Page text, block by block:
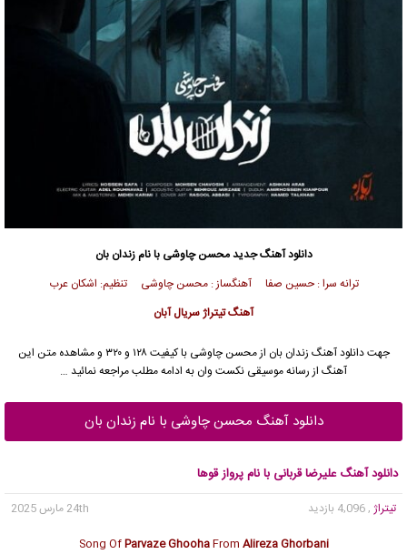
دانلود آهنگ جدیدمحسن چاوشی با نام زندان بان
ترانه سرا : حسین صفا آهنگساز : محسن چاوشی تنظیم: اشکان عرب
آهنگ تیتراژ سریال آبان
جهت دانلود آهنگ زندان بان ازمحسن چاوشی
با کیفیت ۱۲۸ و ۳۲۰ و مشاهده متن این
آهنگ از رسانه موسیقی نکست وان به ادامه مطلب مراجعه نمائید …
دانلود آهنگ محسن چاوشی با نام زندان بان
دانلود آهنگ علیرضا قربانی با نام پرواز قوها
تیتراژ , 4,096 بازدید
24th مارس 2025
Song OfParvaze GhoohaFrom Alireza Ghorbani